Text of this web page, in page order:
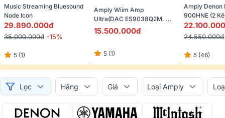
Music Streaming Bluesound
Node Icon
29.890.000đ
35.000.000đ -15%
5 (1)
Amply Wiim Amp
Ultra(DAC ES9038Q2M,
Wifi 6, Bluetooth 5.3,
15.500.000đ
5 (1)
Amply Denon
900HNE (2
4Ohm,
Airplay 2,
24.550.000đ
5 (46)
Lọc Hãng Giá Loại Amply